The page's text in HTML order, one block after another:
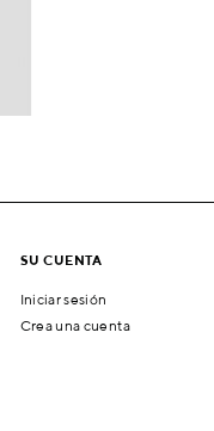
SU CUENTA
Iniciar sesión
Crea una cuenta